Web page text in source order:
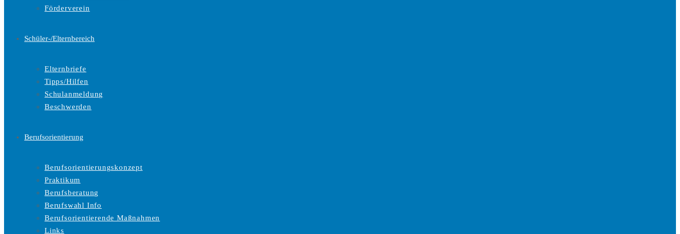
Förderverein
Schüler-/Elternbereich
Elternbriefe
Tipps/Hilfen
Schulanmeldung
Beschwerden
Berufsorientierung
Berufsorientierungskonzept
Praktikum
Berufsberatung
Berufswahl Info
Berufsorientierende Maßnahmen
Links